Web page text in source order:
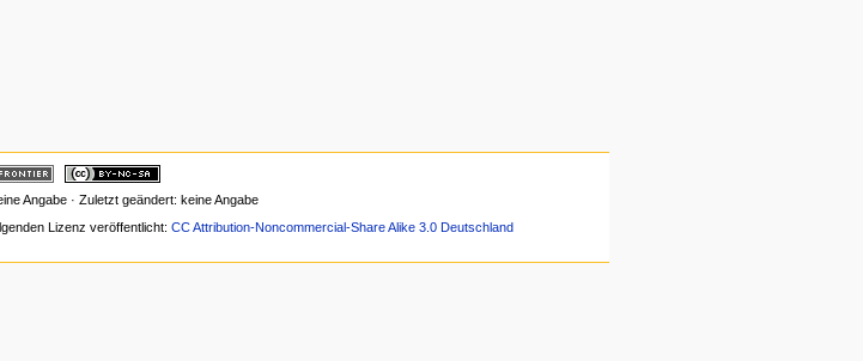
Angabe · Zuletzt geändert: keine Angabe
Lizenz veröffentlicht: CC Attribution-Noncommercial-Share Alike 3.0 Deutschland